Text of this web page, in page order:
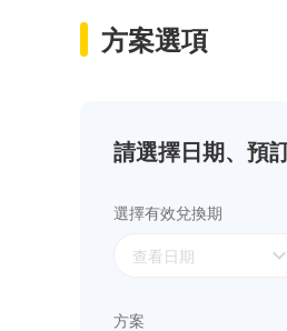
方案選項
請選擇日期、預
選擇有效兌換期
查看日期 expand_more
方案